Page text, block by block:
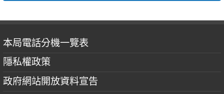
本局電話分機一覽表
隱私權政策
政府網站開放資料宣告